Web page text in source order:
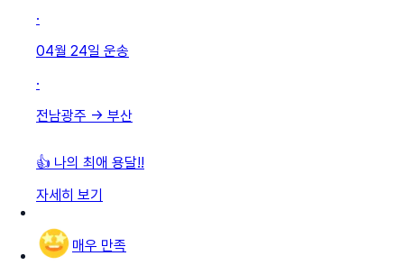
·
04월 24일 운송
·
전남광주 → 부산
👍 나의 최애 용달!!
자세히 보기
매우 만족